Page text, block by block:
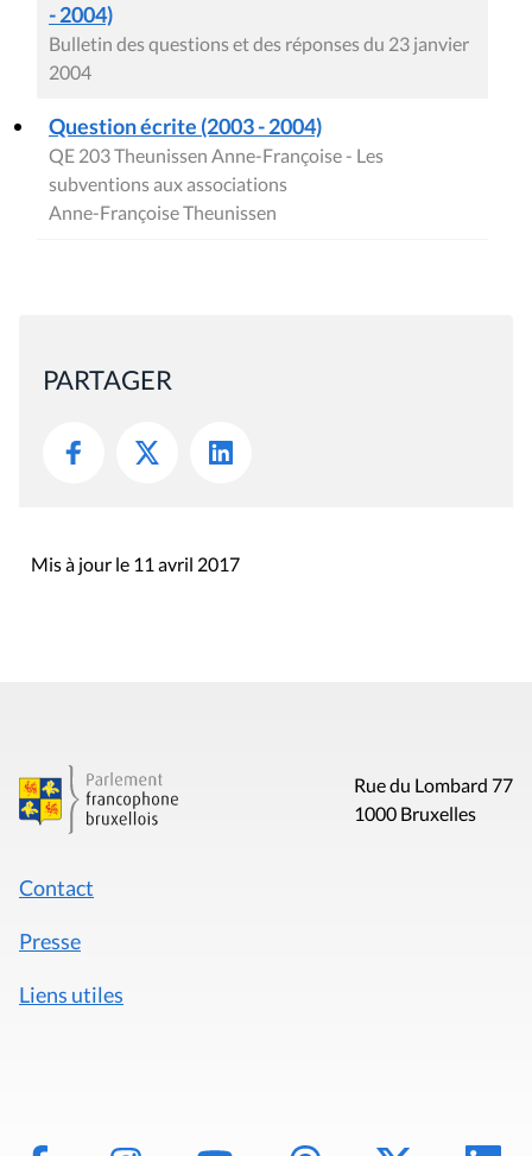
- 2004)
Bulletin des questions et des réponses du 23 janvier
2004
Question écrite (2003 - 2004)
QE 203 Theunissen Anne-Françoise - Les
subventions aux associations
Anne-Françoise Theunissen
PARTAGER
Mis à jour le 11 avril 2017
Rue du Lombard 77
1000 Bruxelles
Contact
Presse
Liens utiles